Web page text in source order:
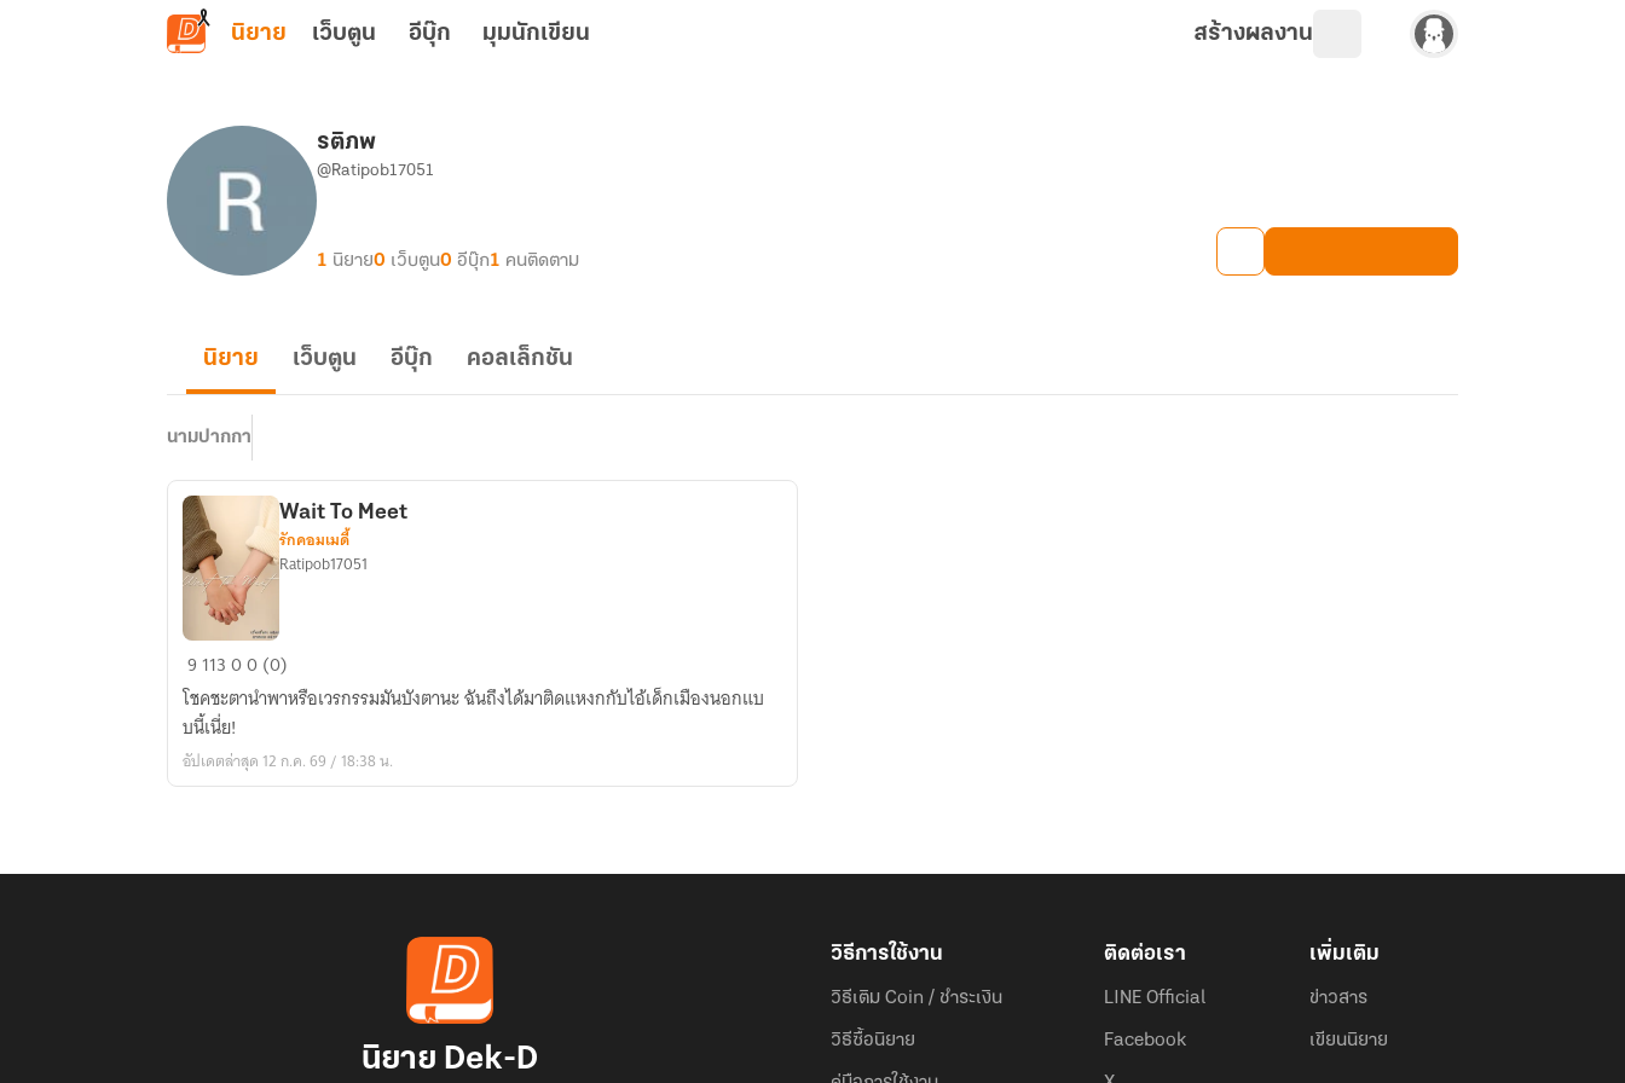
ข้ามไปยังเนื้อหาหลัก
นิยาย เว็บตูน อีบุ๊ก มุมนักเขียน สร้างผลงาน
รติภพ
@Ratipob17051
1 นิยาย0 เว็บตูน0 อีบุ๊ก1 คนติดตาม
นิยาย เว็บตูน อีบุ๊ก คอลเล็กชัน
นามปากกา
Wait
To
Meet
Wait To Meet
รักคอมเมดี้
Ratipob17051
9 11300 (0)
โชคชะตานำพาหรือเวรกรรมมันบังตานะ ฉันถึงได้มาติดแหงกกับไอ้เด็กเมืองนอกแบ
บนี้เนี่ย!
อัปเดตล่าสุด 12 ก.ค. 69 / 18:38 น.
นิยาย Dek-D
วิธีการใช้งาน
วิธีเติม Coin / ชำระเงิน
วิธีซื้อนิยาย
ติดต่อเรา
LINE Official
Facebook
เพิ่มเติม
ข่าวสาร
เขียนนิยาย